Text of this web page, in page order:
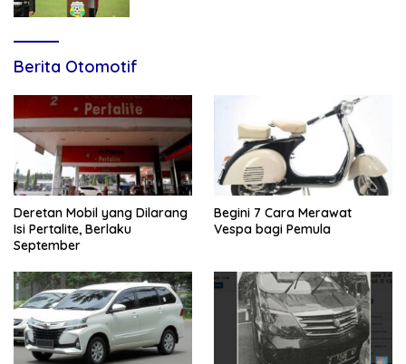
Berita Otomotif
Deretan Mobil yang Dilarang
Isi Pertalite, Berlaku
September
Begini 7 Cara Merawat
Vespa bagi Pemula